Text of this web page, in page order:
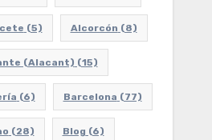
(5) Alcorcón (8)
(Alacant) (15)
(6) Barcelona (77)
(28) Blog (6)